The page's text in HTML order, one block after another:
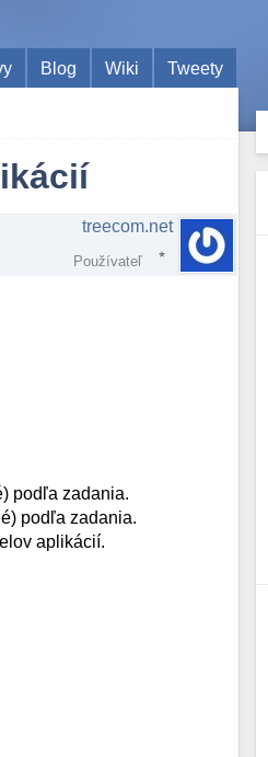
Blog Wiki Tweety
treecom.net
Používateľ
podľa zadania.
podľa zadania.
aplikácií.